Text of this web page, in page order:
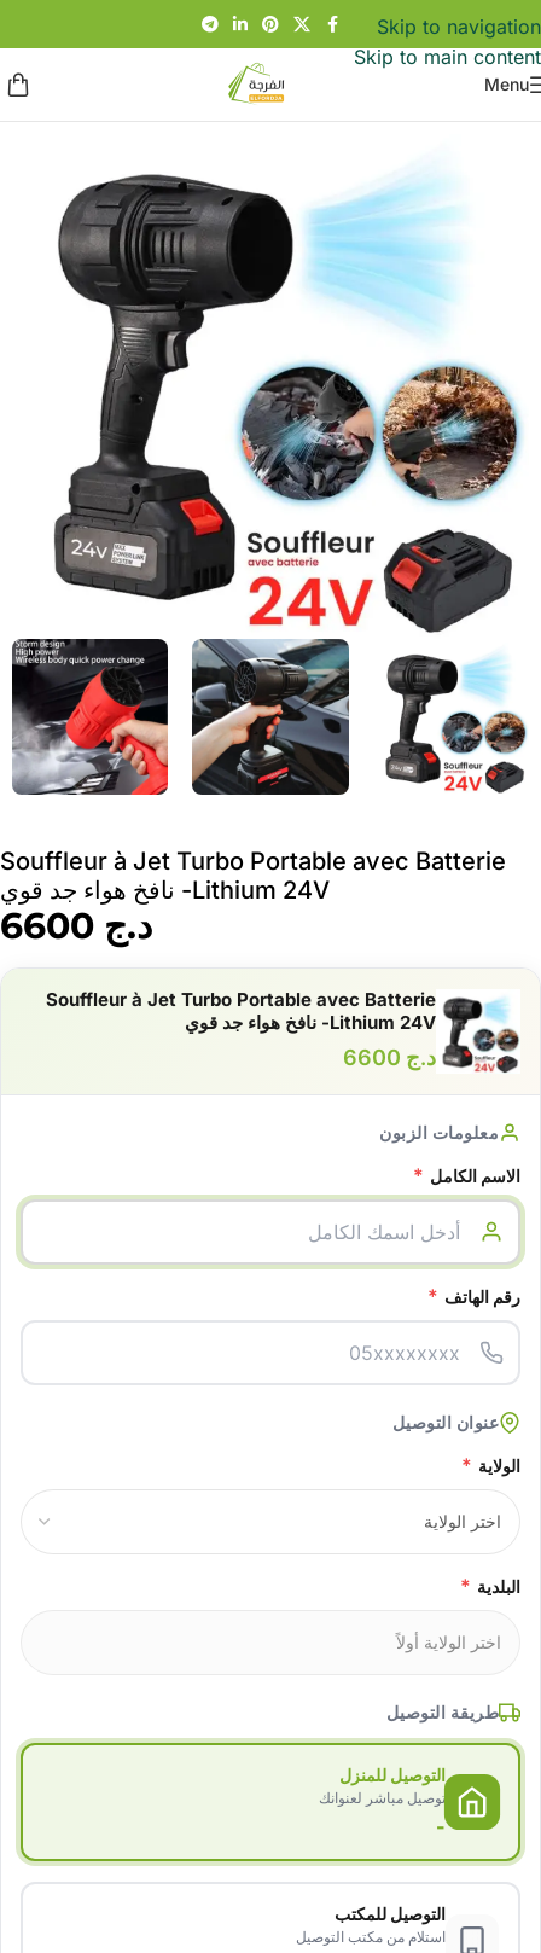
Skip to navigation
Skip to main content
Menu
Souffleur à Jet Turbo Portable avec Batterie
Lithium 24V- نافخ هواء جد قوي
د.ج
Souffleur à Jet Turbo Portable avec Batterie
Lithium 24V- نافخ هواء جد قوي
د.ج
معلومات الزبون
الاسم الكامل *
رقم الهاتف *
عنوان التوصيل
الولاية *
البلدية *
طريقة التوصيل
التوصيل للمنزل
توصيل مباشر لعنوانك
-
التوصيل للمكتب
استلام من مكتب التوصيل